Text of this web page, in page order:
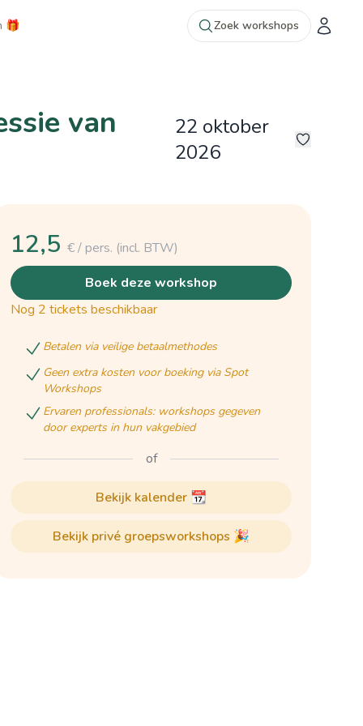
🎁 Zoek workshops
van
22 oktober
2026
12,5 € / pers. (incl. BTW)
boek deze workshop
nog 2 tickets beschikbaar
betalen via veilige betaalmethodes
geen extra kosten voor boeking via Spot
Workshops
ervaren professionals: workshops gegeven
door experts in hun vakgebied
of
bekijk kalender 📆
bekijk privé groepsworkshops 🎉